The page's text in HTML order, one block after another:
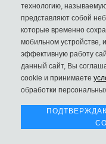
технологию,
представляют собой
которые временно
мобильном устройстве,
эффективную работу
данный сайт, Вы
cookie и принимаете
обработки